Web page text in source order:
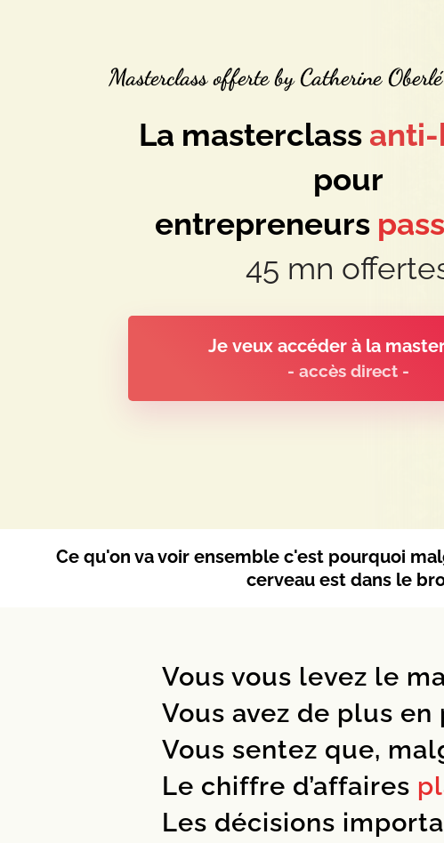
Masterclass offerte byCatherine Oberlé
La masterclass
pour
entrepreneurs
45 mn
Je veux accéder à la
- accès direct -
Ce qu'on va voir ensemble c'est pourquoi
cerveau est dans le
Vous vous levez le
Vous avez de plus
Vous sentez que,
Le chiffre d’affaires
Les décisions